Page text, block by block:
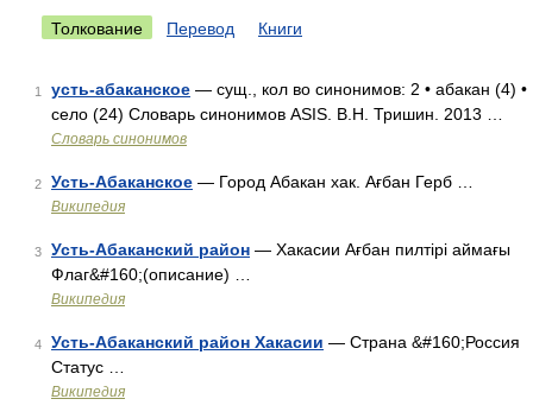
Толкование Перевод Книги
1 усть-абаканское — сущ., кол во синонимов: 2 • абакан (4) •
село (24) Словарь синонимов ASIS. В.Н. Тришин. 2013 …
Словарь синонимов
2 Усть-Абаканское — Город Абакан хак. Ағбан Герб …
Википедия
3 Усть-Абаканский район — Хакасии Ағбан пилтірі аймағы
Флаг&#160;(описание) …
Википедия
4 Усть-Абаканский район Хакасии — Страна &#160;Россия
Статус …
Википедия